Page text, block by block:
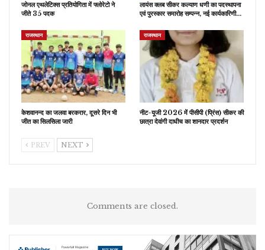
जोनल एथलेटिक्स प्रतियोगिता में फ्लोरेटो ने
जीते 35 पदक
लायंस क्लब सीकर कल्याण धणी का पदस्थापना
एवं पुरस्कार समारोह सम्पन्न, नई कार्यकारिणी…
राजस्थान
केशवानन्द का जलवा बरकरार, दूसरे दिन भी
जीत का सिलसिला जारी
राजस्थान
नीट-यूजी 2026 में पीसीपी (प्रिंस) सीकर की
छात्रा देवांगी दाधीच का शानदार प्रदर्शन
PREV NEXT
Comments are closed.